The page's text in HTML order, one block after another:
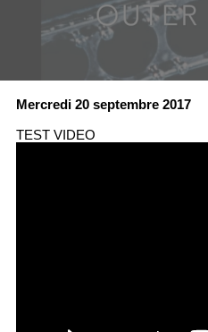
Mercredi 20 septembre 2017
TEST VIDEO